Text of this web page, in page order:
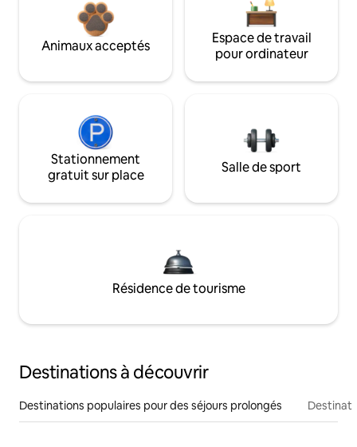
Animaux acceptés
Espace de travail
pour ordinateur
Stationnement
gratuit sur place
Salle de sport
Résidence de tourisme
Destinations à découvrir
Destinations populaires pour des séjours prolongés